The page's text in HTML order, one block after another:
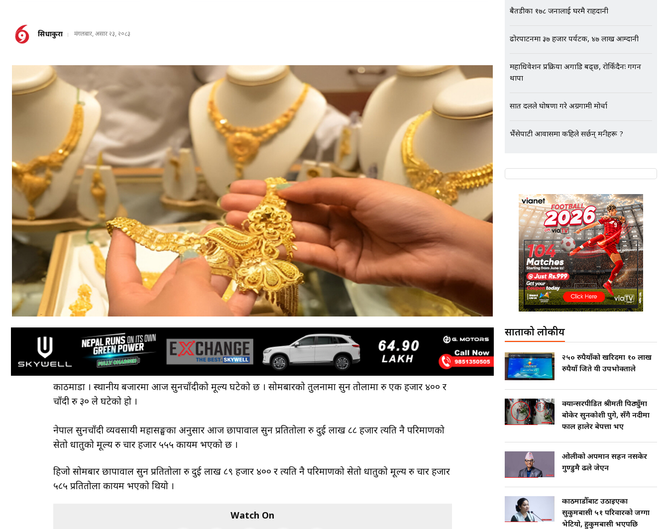
सिधाकुरा मंगलबार, असार २३, २०८३
काठमाडौँ । स्थानीय बजारमा आज सुनचाँदीको मूल्य घटेको छ । सोमबारको तुलनामा सुन तोलामा रु एक हजार ४०० र
चाँदी रु ३० ले घटेको हो ।
नेपाल सुनचाँदी व्यवसायी महासङ्घका अनुसार आज छापावाल सुन प्रतितोला रु दुई लाख ८८ हजार त्यति नै परिमाणको
सेतो धातुको मूल्य रु चार हजार ५५५ कायम भएको छ ।
हिजो सोमबार छापावाल सुन प्रतितोला रु दुई लाख ८९ हजार ४०० र त्यति नै परिमाणको सेतो धातुको मूल्य रु चार हजार
५८५ प्रतितोला कायम भएको थियो ।
Watch On
बैतडीका १७८ जनालाई घरमै राहदानी
ढोरपाटनमा ३७ हजार पर्यटक, ४७ लाख आम्दानी
महाधिवेशन प्रक्रिया अगाडि बढ्छ, रोकिँदैनः गगन
थापा
सात दलले घोषणा गरे अग्रगामी मोर्चा
भैंसेपाटी आवासमा कहिले सर्छन् मन्त्रीहरू ?
साताको लोकप्रीय
२५० रुपैयाँको खरिदमा १० लाख
रुपैयाँ जिते यी उपभोक्ताले
क्यान्सरपीडित श्रीमती पिठ्युँमा
बोकेर सुनकोशी पुगे, सँगै नदीमा
फाल हालेर बेपत्ता भए
ओलीको अपमान सहन नसकेर
गुण्डुमै ढले जेएन
काठमाडौँबाट उठाइएका
सुकुमबासी ५१ परिवारको जग्गा
भेटियो, हुकुमबासी भएपछि